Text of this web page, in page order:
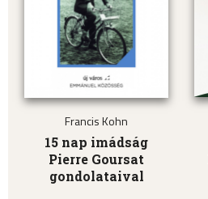
Francis Kohn
15 nap imádság
Pierre Goursat
gondolataival